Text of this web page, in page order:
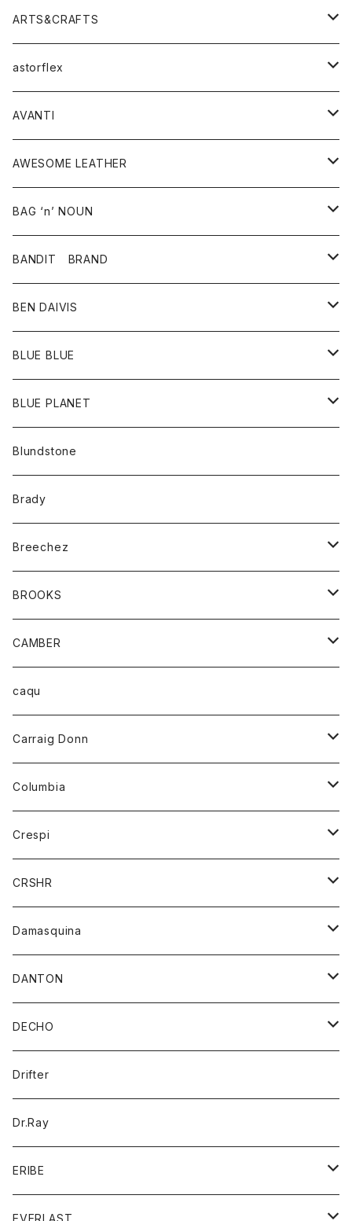
シャツ・ブラウス
パンツ
スカート
ワンピース・オールインワン
バッグ
シューズ
アクセサリー
その他雑貨
アウター
コート
ジャケット
トップス
ベスト
シャツ
ワンピース
ボトム
スカート
パンツ
グッズ
靴
ARTS&CRAFTS
アクセサリー
ウォレット
バッグ
astorflex
グッズ
靴
AVANTI
シャツ
AWESOME LEATHER
アウター
革ジャケット
BAG ‘n’ NOUN
アクセサリー
バッグ
ポーチ
BANDIT BRAND
トップス
Ｔシャツ
BEN DAIVIS
ポトム
パンツ
BLUE BLUE
アウター
カーディガン
コート
アクセサリー
バッグ
ベルト
キッズ
Tシャツ
グッズ
アンダーウェアー
カードホルダー
チーフ
バンダナ
トップス
カーディガン
トレーナー
パーカー
ボトム
オーバーオール
ショートパンツ
レディース
オーバーオール
カーディガン
Tシャツ
パーカー
BLUE PLANET
サングラス
Blundstone
Brady
Breechez
シャツ
BROOKS
グッズ
靴
CAMBER
トップス
ハーフスリーブTシャツ
caqu
Carraig Donn
ニット
Columbia
アウター
ジャケット
Crespi
ジャケット
ワンピース
ブラウス
CRSHR
キャップ
Damasquina
ウォレット
カードケース
バッグ
DANTON
アウター
コート
ジャケット
アクセサリー
バッグ
キッズ
シャツ
Tシャツ
グッズ
帽子
トップス
DECHO
帽子
Drifter
Dr.Ray
ERIBE
ニット
EVERLAST